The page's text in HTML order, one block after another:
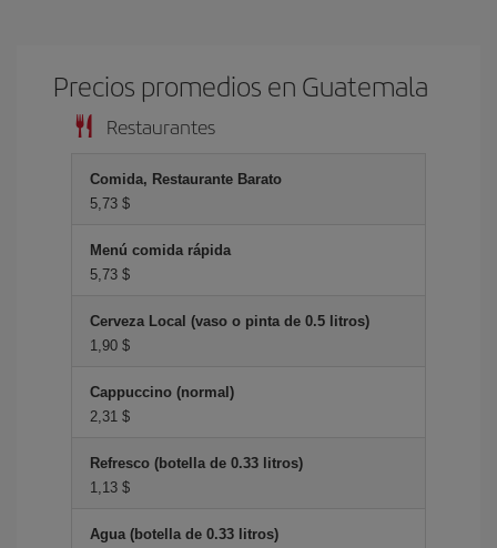
Precios promedios en Guatemala
Restaurantes
Comida, Restaurante Barato
5,73 $
Menú comida rápida
5,73 $
Cerveza Local (vaso o pinta de 0.5 litros)
1,90 $
Cappuccino (normal)
2,31 $
Refresco (botella de 0.33 litros)
1,13 $
Agua (botella de 0.33 litros)